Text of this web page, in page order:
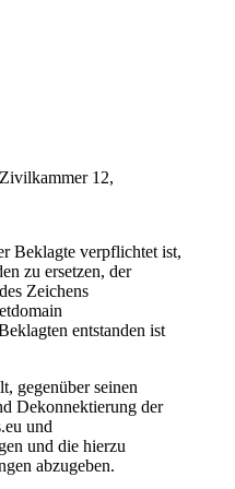
12,
Beklagte verpflichtet ist,
zu ersetzen, der
Zeichens
entstanden ist
gegenüber seinen
Dekonnektierung der
und
und die hierzu
abzugeben.